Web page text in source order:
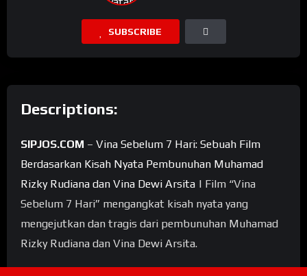
SUBSCRIBE
Descriptions:
SIPJOS.COM – Vina Sebelum 7 Hari: Sebuah Film
Berdasarkan Kisah Nyata Pembunuhan Muhamad
Rizky Rudiana dan Vina Dewi Arsita | Film “Vina
Sebelum 7 Hari” mengangkat kisah nyata yang
mengejutkan dan tragis dari pembunuhan Muhamad
Rizky Rudiana dan Vina Dewi Arsita.